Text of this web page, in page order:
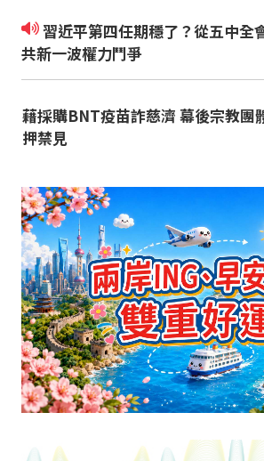
習近平第四任期穩了？從五中全會解析中
共新一波權力鬥爭
藉採購BNT疫苗詐慈濟 幕後宗教團
押禁見